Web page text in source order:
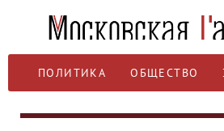
ПОЛИТИКА ОБЩЕСТВО